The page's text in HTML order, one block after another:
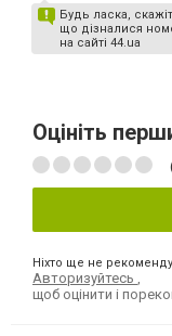
Будь ласка,
що дізналися
на сайті 44.ua
Оцініть
Ніхто ще не
Авторизуйтесь
щоб оцінити і